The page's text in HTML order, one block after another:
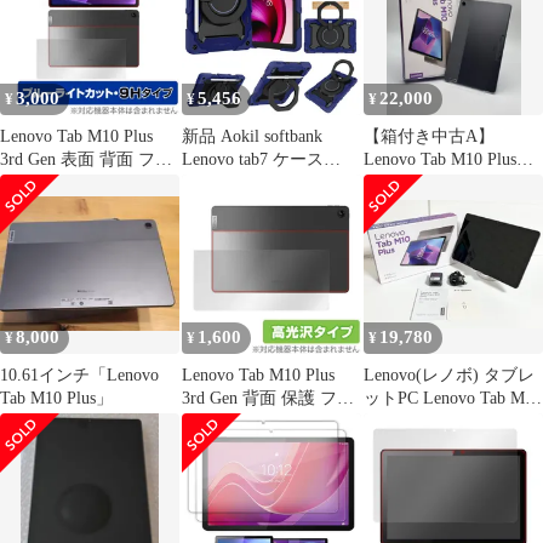
ング付き カバー 耐汚防
汚 落下防止 防塵保護
ル付き 360度回転
¥ 3,000
Lenovo Tab M10 Plus
3rd Gen 表面 背面 フィ
ルム OverLay Eye
Protector 9H for
LenovoTab M10 Plus
Gen3 高硬度 ブルーラ
イトカット
¥5,456
新品 Aokil softbank
Lenovo tab7 ケース
10.6インチ カバー 2023
年発売 (SoftBank
A301LV)用 リング付き
止 防塵保護 多層構造
耐衝撃 ハンドル付き
¥ 22,000
【箱付き中古A】
Lenovo Tab M10 Plus
(3rd Gen) TB128FU ス
トームグレー Wi-Fi
¥8,000
10.61インチ「Lenovo
Tab M10 Plus」
¥ 1,600
Lenovo Tab M10 Plus
3rd Gen 背面 保護 フィ
ルム OverLay Brilliant
for LenovoTab M10 Plus
Gen3 本体保護フィルム
高光沢素材
¥ 19,780
Lenovo(レノボ) タブレ
ットPC Lenovo Tab M10
【非常に良い】